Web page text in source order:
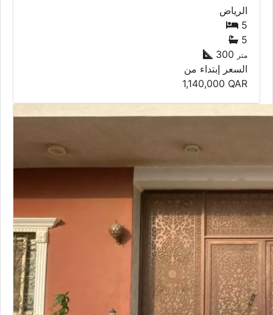
الرياض
5
5
300 متر
السعر إبتداء من
1,140,000 QAR